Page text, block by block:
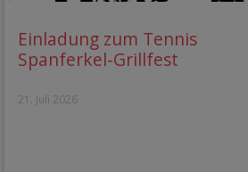
Einladung zum Tennis
Spanferkel-Grillfest
21. Juli 2026